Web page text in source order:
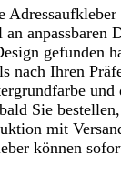
an anpassbaren
gefunden
nach Ihren
Sie
mit
können